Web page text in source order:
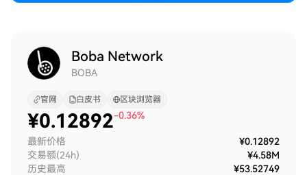
Boba Network
BOBA
官网 白皮书 区块浏览器
¥0.12892-0.36%
最新价格
¥0.12892
交易额(24h)
¥4.58M
历史最高
¥53.52749